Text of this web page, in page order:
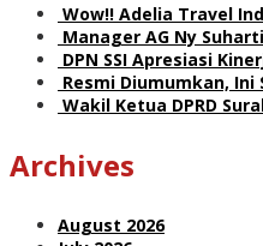
Wow!! Adelia Travel
Manager AG Ny
DPN SSI Apresiasi
Resmi Diumumkan, Ini
Wakil Ketua DPRD
Archives
August 2026